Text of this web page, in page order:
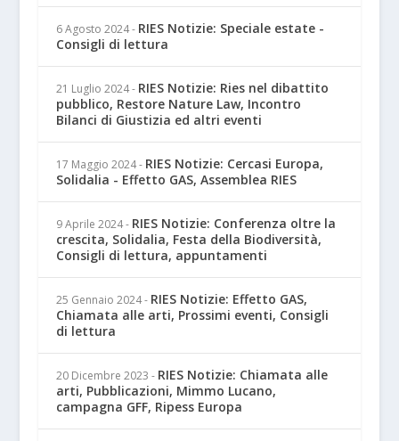
6 Agosto 2024 - RIES Notizie: Speciale estate -
Consigli di lettura
21 Luglio 2024 - RIES Notizie: Ries nel dibattito
pubblico, Restore Nature Law, Incontro
Bilanci di Giustizia ed altri eventi
17 Maggio 2024 - RIES Notizie: Cercasi Europa,
Solidalia - Effetto GAS, Assemblea RIES
9 Aprile 2024 - RIES Notizie: Conferenza oltre la
crescita, Solidalia, Festa della Biodiversità,
Consigli di lettura, appuntamenti
25 Gennaio 2024 - RIES Notizie: Effetto GAS,
Chiamata alle arti, Prossimi eventi, Consigli
di lettura
20 Dicembre 2023 - RIES Notizie: Chiamata alle
arti, Pubblicazioni, Mimmo Lucano,
campagna GFF, Ripess Europa